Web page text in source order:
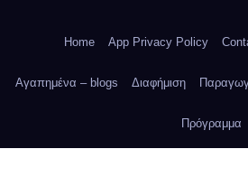
Home App Privacy Policy
Αγαπημένα – blogs Διαφήμιση
Πρόγραμμα